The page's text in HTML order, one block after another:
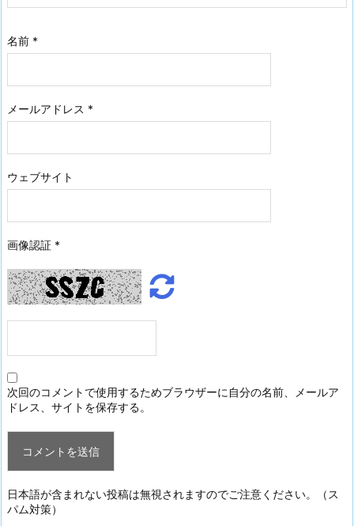
名前 *
メールアドレス *
ウェブサイト
画像認証 *
次回のコメントで使用するためブラウザーに自分の名前、メールア
ドレス、サイトを保存する。
日本語が含まれない投稿は無視されますのでご注意ください。（ス
パム対策）